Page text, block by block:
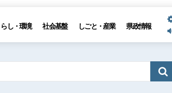
らし・環境 社会基盤 しごと・産業 県政情報